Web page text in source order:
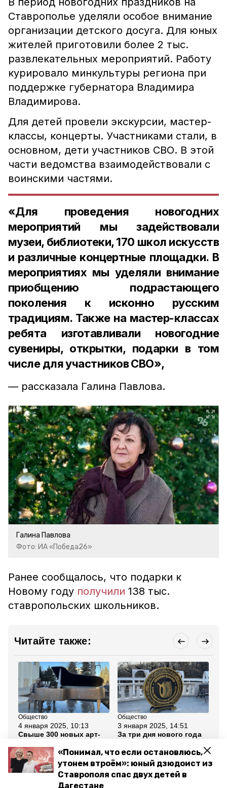
«Понимал, что если остановлюсь,
утонем втроём»: юный дзюдоист из
Ставрополя спас двух детей в
Дагестане
Ставрополье уделяли особое внимание
организации детского досуга. Для юных
жителей приготовили более 2 тыс.
развлекательных мероприятий. Работу
курировало минкультуры региона при
поддержке губернатора Владимира
Владимирова.
Для детей провели экскурсии, мастер-
классы, концерты. Участниками стали, в
основном, дети участников СВО. В этой
части ведомства взаимодействовали с
воинскими частями.
«Для проведения новогодних
мероприятий мы задействовали
музеи, библиотеки, 170 школ искусств
и различные концертные площадки. В
мероприятиях мы уделяли внимание
приобщению подрастающего
поколения к исконно русским
традициям. Также на мастер-классах
ребята изготавливали новогодние
сувениры, открытки, подарки в том
числе для участников СВО»,
— рассказала Галина Павлова.
Галина Павлова
Фото: ИА «Победа26»
Ранее сообщалось, что подарки к
Новому году получили 138 тыс.
ставропольских школьников.
Читайте также:
Общество
4 января 2025, 10:13
Свыше 300 новых арт-
Кисловодске в 2024 году
Общество
3 января 2025, 14:51
За три дня нового года
почти 10 тыс. туристов
Все новости